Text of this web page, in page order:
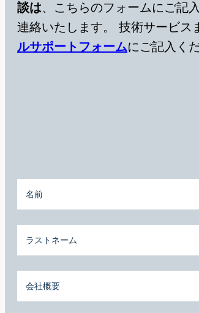
談は、こちらのフォームにご記
連絡いたします。 技術サービス
ルサポートフォームにご記入く